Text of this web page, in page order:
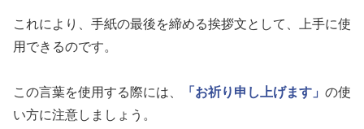
これにより、手紙の最後を締める挨拶文として、上手に使
用できるのです。
この言葉を使用する際には、 「お祈り申し上げます」 の使
い方に注意しましょう。